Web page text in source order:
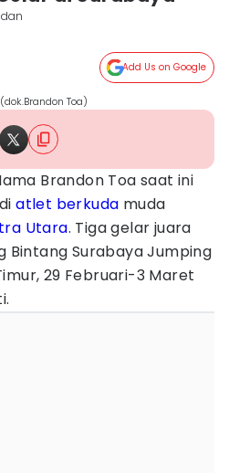
Add Us on Google
Toa)
Brandon Toa saat ini
atlet berkuda muda
Utara. Tiga gelar juara
Bintang Surabaya Jumping
29 Februari-3 Maret